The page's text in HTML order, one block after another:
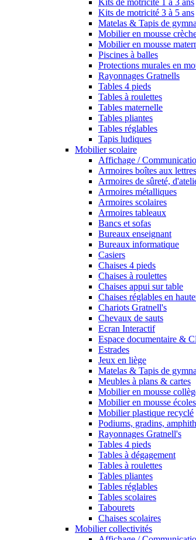
Kits de motricité 1 à 3 ans
Kits de motricité 3 à 5 ans
Matelas & Tapis de
Mobilier en mousse
Mobilier en mousse
Piscines à balles
Protections murales en
Rayonnages Gratnells
Tables 4 pieds
Tables à roulettes
Tables maternelle
Tables pliantes
Tables réglables
Tapis ludiques
Mobilier scolaire
Affichage /
Armoires boîtes aux lettres
Armoires de sûreté,
Armoires métalliques
Armoires scolaires
Armoires tableaux
Bancs et sofas
Bureaux enseignant
Bureaux informatique
Casiers
Chaises 4 pieds
Chaises à roulettes
Chaises appui sur table
Chaises réglables en
Chariots Gratnell's
Chevaux de sauts
Ecran Interactif
Espace documentaire &
Estrades
Jeux en liège
Matelas & Tapis de
Meubles à plans & cartes
Mobilier en mousse
Mobilier en mousse écoles
Mobilier plastique recyclé
Podiums, gradins,
Rayonnages Gratnell's
Tables 4 pieds
Tables à dégagement
Tables à roulettes
Tables pliantes
Tables réglables
Tables scolaires
Tabourets
Chaises scolaires
Mobilier collectivités